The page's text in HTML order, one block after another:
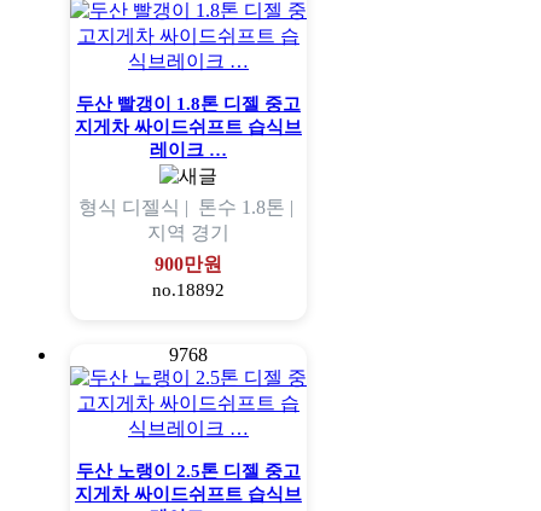
두산 빨갱이 1.8톤 디젤 중고
지게차 싸이드쉬프트 습식브
레이크 …
형식 디젤식 | 톤수 1.8톤 |
지역 경기
900만원
no.18892
9768
두산 노랭이 2.5톤 디젤 중고
지게차 싸이드쉬프트 습식브